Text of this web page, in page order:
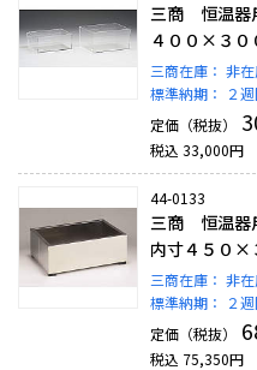
三商 恒温器
４００×３０
三商在庫： 非
標準納期：
２
定価（税抜）
税込 33,000円
44-0133
三商 恒温器
内寸４５０×
三商在庫： 非
標準納期：
２
定価（税抜）
税込 75,350円